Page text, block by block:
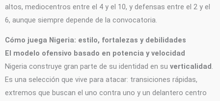
altos, mediocentros entre el 4 y el 10, y defensas entre el 2 y el
6, aunque siempre depende de la convocatoria.
Cómo juega Nigeria: estilo, fortalezas y debilidades
El modelo ofensivo basado en potencia y velocidad
Nigeria construye gran parte de su identidad en su verticalidad .
Es una selección que vive para atacar: transiciones rápidas,
extremos que buscan el uno contra uno y un delantero centro